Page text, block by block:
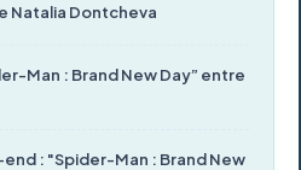
Natalia Dontcheva
Man : Brand New Day” entre
end : "Spider-Man : Brand New